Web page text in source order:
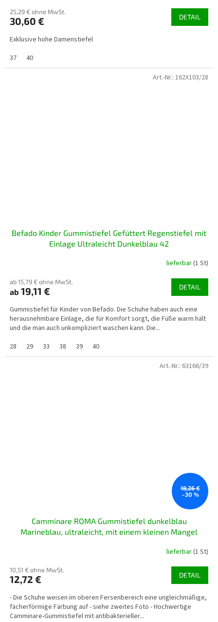
25,29 € ohne MwSt.
30,60 € DETAIL
Exklusive hohe Damenstiefel
37
40
Befado Kinder Gummistiefel Gefüttert Regenstiefel mit
Einlage Ultraleicht Dunkelblau 42
lieferbar(1 St)
ab 15,79 € ohne MwSt.
ab 19,11 € DETAIL
Gummistiefel für Kinder von Befado. Die Schuhe haben auch eine
herausnehmbare Einlage, die für Komfort sorgt, die Füße warm hält
und die man auch unkompliziert waschen kann. Die...
28
29 33 38 39 40
Art.-Nr.: 162X103/28
18,26 €
–30 %
Camminare ROMA Gummistiefel dunkelblau
Marineblau, ultraleicht, mit einem kleinen Mangel
lieferbar(1 St)
10,51 € ohne MwSt.
12,72 € DETAIL
- Die Schuhe weisen im oberen Fersenbereich eine ungleichmäßige,
fächerförmige Färbung auf - siehe zweites Foto - Hochwertige
Camminare-Gummistiefel mit antibakterieller...
Art.-Nr.: 63166/39